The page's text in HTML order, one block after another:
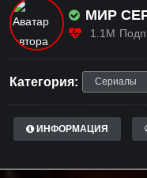
МИР
1.1M
Категория: Сериалы
ИНФОРМАЦИЯ